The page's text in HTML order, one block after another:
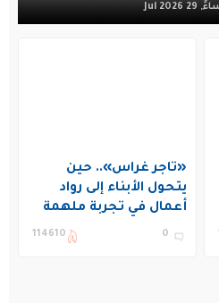
«تاجر غراس».. حين
يتحول الأبناء إلى رواد
أعمال في تجربة ملهمة
بنادي غراس الصيفي
0
114610